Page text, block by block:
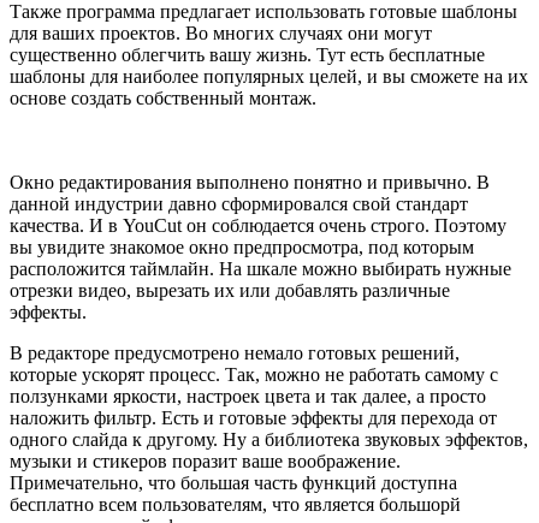
Также программа предлагает использовать готовые шаблоны
для ваших проектов. Во многих случаях они могут
существенно облегчить вашу жизнь. Тут есть бесплатные
шаблоны для наиболее популярных целей, и вы сможете на их
основе создать собственный монтаж.
Окно редактирования выполнено понятно и привычно. В
данной индустрии давно сформировался свой стандарт
качества. И в YouCut он соблюдается очень строго. Поэтому
вы увидите знакомое окно предпросмотра, под которым
расположится таймлайн. На шкале можно выбирать нужные
отрезки видео, вырезать их или добавлять различные
эффекты.
В редакторе предусмотрено немало готовых решений,
которые ускорят процесс. Так, можно не работать самому с
ползунками яркости, настроек цвета и так далее, а просто
наложить фильтр. Есть и готовые эффекты для перехода от
одного слайда к другому. Ну а библиотека звуковых эффектов,
музыки и стикеров поразит ваше воображение.
Примечательно, что большая часть функций доступна
бесплатно всем пользователям, что является большорй